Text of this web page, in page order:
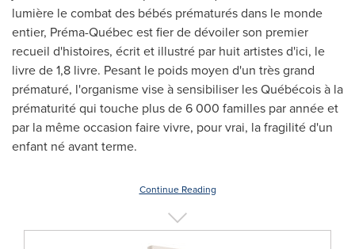
lumière le combat des bébés prématurés dans le monde
entier, Préma-Québec est fier de dévoiler son premier
recueil d'histoires, écrit et illustré par huit artistes d'ici, le
livre de 1,8 livre. Pesant le poids moyen d'un très grand
prématuré, l'organisme vise à sensibiliser les Québécois à la
prématurité qui touche plus de 6 000 familles par année et
par la même occasion faire vivre, pour vrai, la fragilité d'un
enfant né avant terme.
Continue Reading